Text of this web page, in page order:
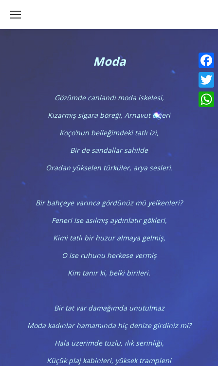
Moda
Gözümde canlandı moda iskelesi,
Kızarmış sigara böreği, Arnavut ciğeri
Koço’nun belleğimdeki tatlı izi,
Bir de sandallar sahilde
Oradan yükselen türküler, arya sesleri.
Bir bahçeye varınca gördünüz mü yelkenleri?
Feneri ise asılmış aydınlatır gökleri,
Kimi tatlı bir huzur almaya gelmiş,
O ise ruhunu herkese vermiş
Kim tanır ki, belki birileri.
Bir tat var damağımda unutulmaz
Moda kadınlar hamamında hiç denize girdiniz mi?
Hala üzerimde tuzlu, ılık serinliği,
Küçük plaj kabinleri, yüksek trampleni